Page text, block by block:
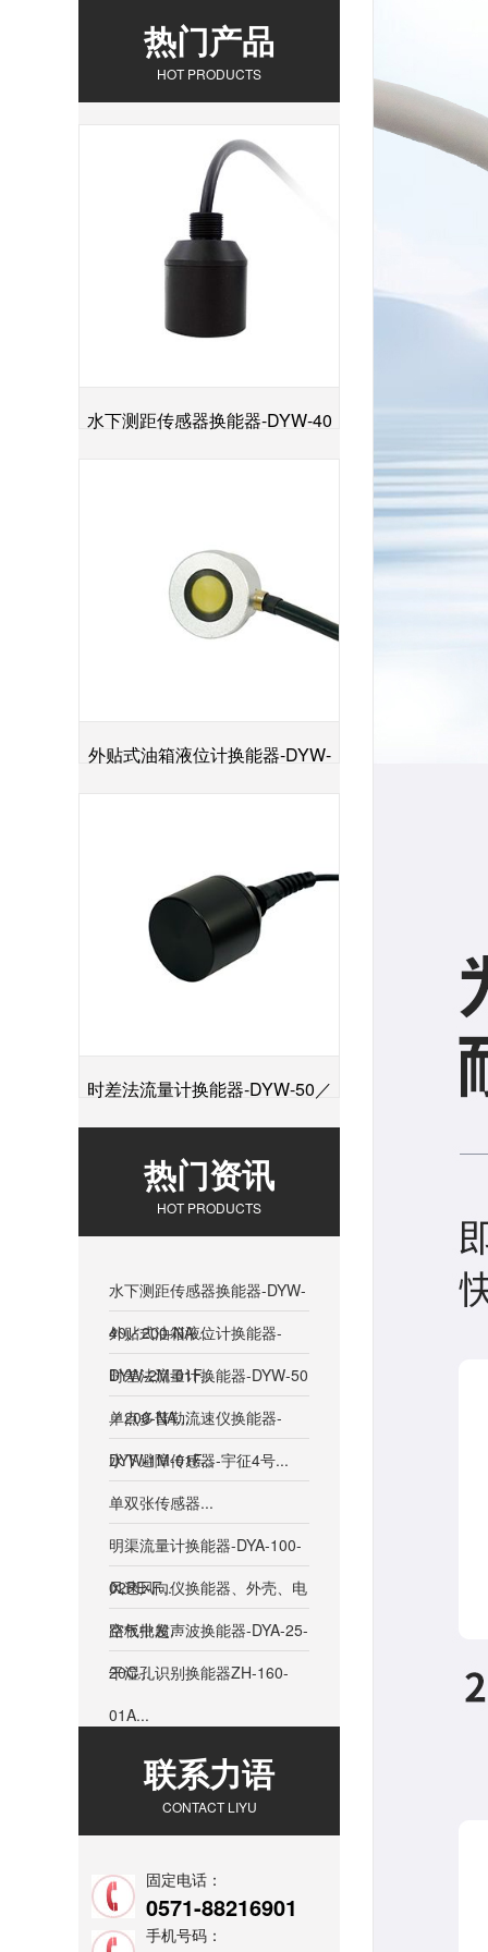
热门产品
HOT PRODUCTS
水下测距传感器换能器-DYW-40
外贴式油箱液位计换能器-DYW-
时差法流量计换能器-DYW-50／
200-NA
热门资讯
HOT PRODUCTS
水下测距传感器换能器-DYW-
40／200-NA...
外贴式油箱液位计换能器-
DYW-2M-01F...
时差法流量计换能器-DYW-50
／200-NA...
单点多普勒流速仪换能器-
DYW-1M-01F...
水下避障传感器-宇征4号...
单双张传感器...
明渠流量计换能器-DYA-100-
02PE-F...
风速风向仪换能器、外壳、电
路板批发...
空气中超声波换能器-DYA-25-
20C...
干湿孔识别换能器ZH-160-
01A...
联系力语
CONTACT LIYU
固定电话：
0571-88216901
手机号码：